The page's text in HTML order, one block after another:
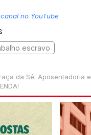
no YouTube
escravo
da Sé: Aposentadoria e